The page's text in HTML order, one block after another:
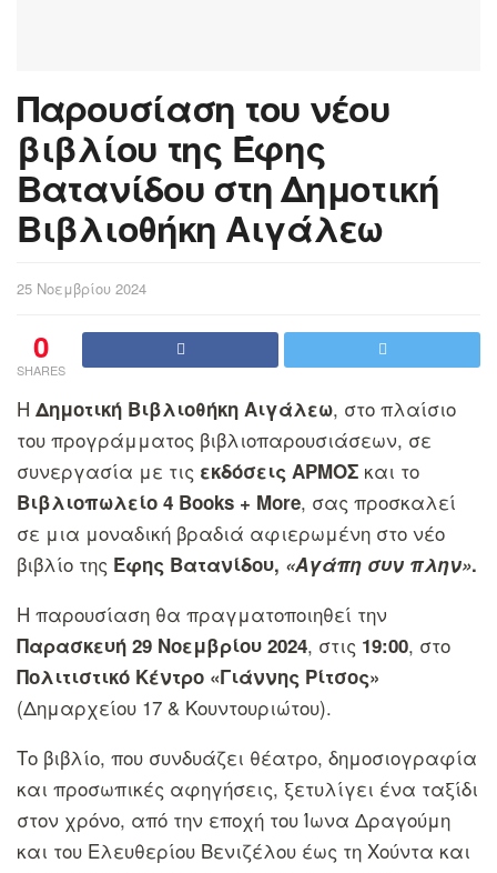
Παρουσίαση του νέου
βιβλίου της Έφης
Βατανίδου στη Δημοτική
Βιβλιοθήκη Αιγάλεω
25 Νοεμβρίου 2024
0
SHARES
Η Δημοτική Βιβλιοθήκη Αιγάλεω, στο πλαίσιο
του προγράμματος βιβλιοπαρουσιάσεων, σε
συνεργασία με τις εκδόσεις ΑΡΜΟΣ και το
Βιβλιοπωλείο 4 Books + More, σας προσκαλεί
σε μια μοναδική βραδιά αφιερωμένη στο νέο
βιβλίο της Έφης Βατανίδου, «Αγάπη συν πλην».
Η παρουσίαση θα πραγματοποιηθεί την
Παρασκευή 29 Νοεμβρίου 2024, στις 19:00, στο
Πολιτιστικό Κέντρο «Γιάννης Ρίτσος»
(Δημαρχείου 17 & Κουντουριώτου).
Το βιβλίο, που συνδυάζει θέατρο, δημοσιογραφία
και προσωπικές αφηγήσεις, ξετυλίγει ένα ταξίδι
στον χρόνο, από την εποχή του Ίωνα Δραγούμη
και του Ελευθερίου Βενιζέλου έως τη Χούντα και